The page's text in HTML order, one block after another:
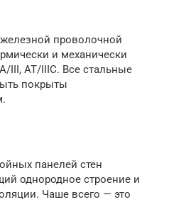
проволочной
и механически
III, АТ/IIIС. Все стальные
покрыты
панелей стен
однородное строение и
Чаше всего — это